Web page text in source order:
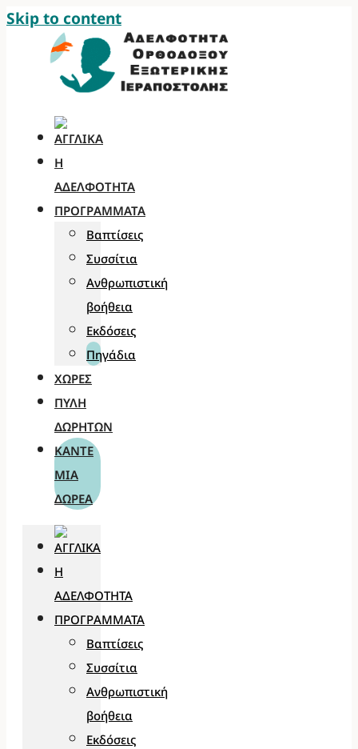
Skip to content
Η
ΑΔΕΛΦΌΤΗΤΑ
ΠΡΟΓΡΆΜΜΑΤΑ
Βαπτίσεις
Συσσίτια
Ανθρωπιστική
βοήθεια
Εκδόσεις
Πηγάδια
ΧΏΡΕΣ
ΠΎΛΗ
ΔΩΡΗΤΏΝ
ΚΆΝΤΕ
ΜΊΑ
ΔΩΡΕΆ
Η
ΑΔΕΛΦΌΤΗΤΑ
ΠΡΟΓΡΆΜΜΑΤΑ
Βαπτίσεις
Συσσίτια
Ανθρωπιστική
βοήθεια
Εκδόσεις